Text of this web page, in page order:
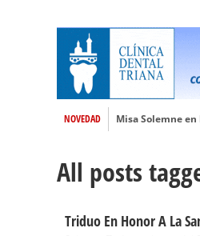
NOVEDAD
Misa Solemne en
Función de la
Besamanos al
Solemne y
All posts
Triduo En Honor A La